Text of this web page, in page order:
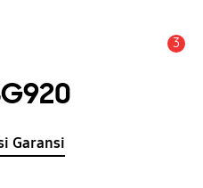
3
Garansi